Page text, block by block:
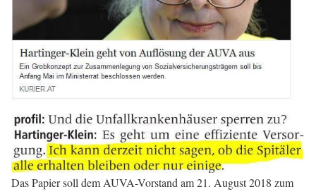
Das Papier soll dem AUVA-Vorstand am 21. August 2018 zum